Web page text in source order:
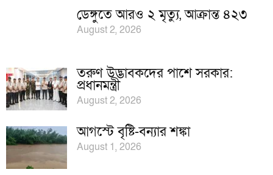
ডেঙ্গুতে আরও ২ মৃত্যু, আক্রান্ত ৪২৩
August 2, 2026
তরুণ উদ্ভাবকদের পাশে সরকার:
প্রধানমন্ত্রী
August 2, 2026
আগস্টে বৃষ্টি-বন্যার শঙ্কা
August 1, 2026